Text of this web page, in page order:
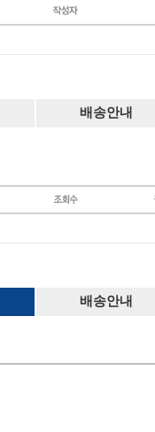
배송안내
배송안내